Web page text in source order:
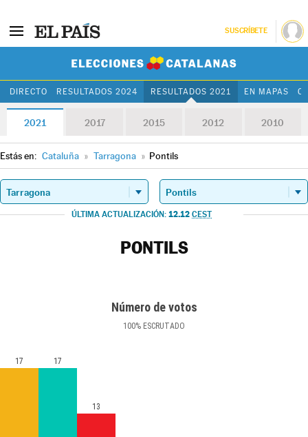
SUSCRÍBETE
DIRECTO RESULTADOS 2024 RESULTADOS 2021 EN MAPAS
2021 2017 2015 2012 2010
Estás en: Cataluña » Tarragona » Pontils
ÚLTIMA ACTUALIZACIÓN: 12.12 CEST
PONTILS
Número de votos
100% ESCRUTADO
17 17
13